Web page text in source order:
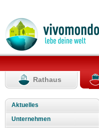
Rathaus
Aktuelles
Unternehmen